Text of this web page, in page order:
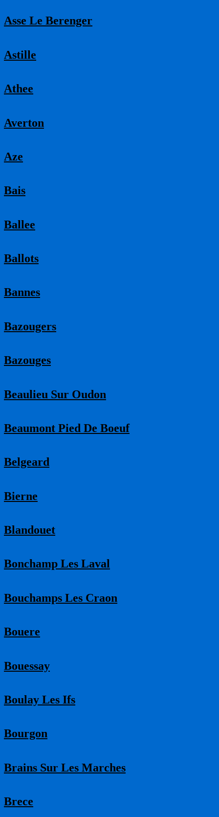
Asse Le Berenger
Astille
Athee
Averton
Aze
Bais
Ballee
Ballots
Bannes
Bazougers
Bazouges
Beaulieu Sur Oudon
Beaumont Pied De Boeuf
Belgeard
Bierne
Blandouet
Bonchamp Les Laval
Bouchamps Les Craon
Bouere
Bouessay
Boulay Les Ifs
Bourgon
Brains Sur Les Marches
Brece